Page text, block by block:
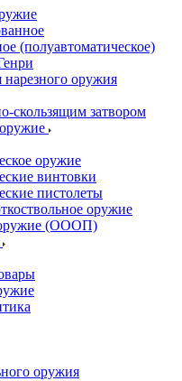
(полуавтоматическое)
оружия
скользящим затвором
оружие
винтовки
пистолеты
оружие
оружие (ОООП)
оружия